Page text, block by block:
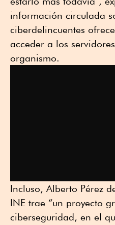
información circulada
ciberdelincuentes
acceder a los
organismo.
Incluso, Alberto Pérez
INE trae “un proyecto
ciberseguridad, en el